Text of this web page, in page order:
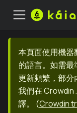
本頁面使用機
的語言。如需
更新頻繁，部分
我們在 Crowdin
譯。
(Crowdin